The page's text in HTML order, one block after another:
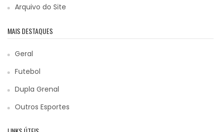
Arquivo do Site
MAIS DESTAQUES
Geral
Futebol
Dupla Grenal
Outros Esportes